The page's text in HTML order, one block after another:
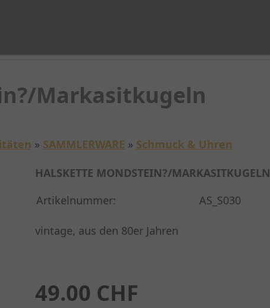
Markasitkugeln
» SAMMLERWARE » Schmuck & Uhren
HALSKETTE MONDSTEIN?/MARKASITKUGELN
Artikelnummer:
AS_S030
vintage, aus den 80er Jahren
49.00 CHF